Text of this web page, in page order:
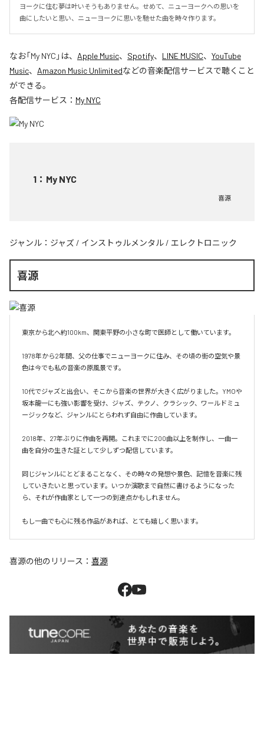
ヨークに住む夢は叶いそうもありません。せめて、ニューヨークへの思いを
曲にしたいと思い、ニューヨークに思いを馳せた曲を時々作ります。
なお「My NYC 」は、 Apple Music、 Spotify、 LINE MUSIC、 YouTube
Music、 Amazon Music Unlimitedなどの音楽配信サービスで聴くこと
ができる。
各配信サービス： My NYC
1 ： My NYC
喜源
ジャンル： ジャズ / インストゥルメンタル / エレクトロニック
喜源
東京から北へ約100km、関東平野の小さな町で医師として働いています。
1978年から2年間、父の仕事でニューヨークに住み、その頃の街の空気や景
色は今でも私の音楽の原風景です。
10代でジャズと出会い、そこから音楽の世界が大きく広がりました。YMOや
坂本龍一にも強い影響を受け、ジャズ、テクノ、クラシック、ワールドミュ
ージックなど、ジャンルにとらわれず自由に作曲しています。
2018年、27年ぶりに作曲を再開。これまでに200曲以上を制作し、一曲一
曲を自分の生きた証として少しずつ配信しています。
同じジャンルにとどまることなく、その時々の発想や景色、記憶を音楽に残
していきたいと思っています。いつか演歌まで自然に書けるようになった
ら、それが作曲家として一つの到達点かもしれません。
もし一曲でも心に残る作品があれば、とても嬉しく思います。
喜源の他のリリース： 喜源